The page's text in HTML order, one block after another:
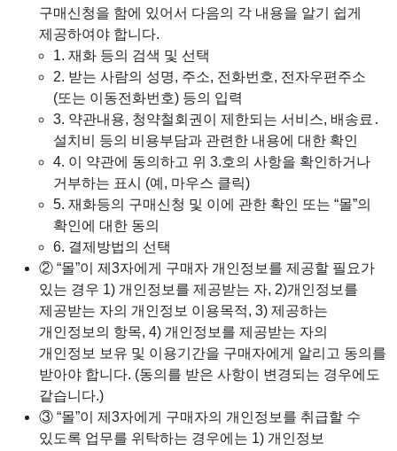
구매신청을 함에 있어서 다음의 각 내용을 알기 쉽게
제공하여야 합니다.
1. 재화 등의 검색 및 선택
2. 받는 사람의 성명, 주소, 전화번호, 전자우편주소
(또는 이동전화번호) 등의 입력
3. 약관내용, 청약철회권이 제한되는 서비스, 배송료․
설치비 등의 비용부담과 관련한 내용에 대한 확인
4. 이 약관에 동의하고 위 3.호의 사항을 확인하거나
거부하는 표시 (예, 마우스 클릭)
5. 재화등의 구매신청 및 이에 관한 확인 또는 “몰”의
확인에 대한 동의
6. 결제방법의 선택
② “몰”이 제3자에게 구매자 개인정보를 제공할 필요가
있는 경우 1) 개인정보를 제공받는 자, 2)개인정보를
제공받는 자의 개인정보 이용목적, 3) 제공하는
개인정보의 항목, 4) 개인정보를 제공받는 자의
개인정보 보유 및 이용기간을 구매자에게 알리고 동의를
받아야 합니다. (동의를 받은 사항이 변경되는 경우에도
같습니다.)
③ “몰”이 제3자에게 구매자의 개인정보를 취급할 수
있도록 업무를 위탁하는 경우에는 1) 개인정보